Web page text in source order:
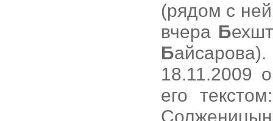
(рядом с
вчера Б
Б
18.11.2009
его